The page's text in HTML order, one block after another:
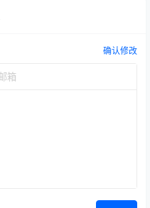
确认修改